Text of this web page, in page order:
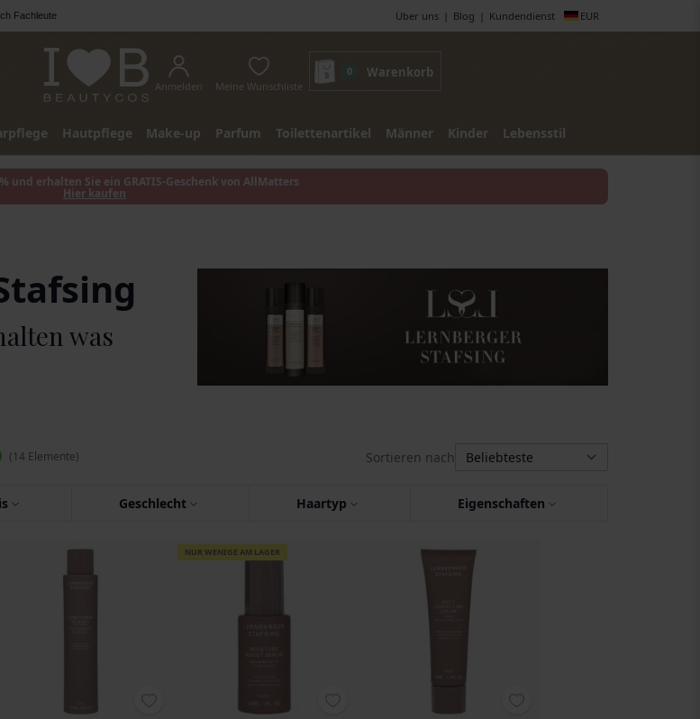
Fachleute EUR
Über uns Blog Kundendienst
Anmelden Meine Wunschliste
0 Warenkorb
Hautpflege Make-up Parfum Toilettenartikel Männer Kinder Lebensstil
und erhalten Sie ein GRATIS-Geschenk von AllMatters
Hier kaufen
was
14 Elemente Sortieren nach
Geschlecht Haartyp Eigenschaften
NUR WENIGE AM LAGER